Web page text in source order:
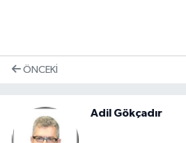
ÖNCEKI
Adil Gökçadır